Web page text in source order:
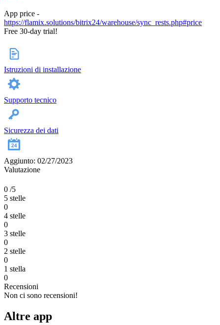
App price -
https://flamix.solutions/bitrix24/warehouse/sync_rests.php#price
Free 30-day trial!
Istruzioni di installazione
Supporto tecnico
Sicurezza dei dati
Aggiunto: 02/27/2023
Valutazione
0 /5
5 stelle
0
4 stelle
0
3 stelle
0
2 stelle
0
1 stella
0
Recensioni
Non ci sono recensioni!
Altre app